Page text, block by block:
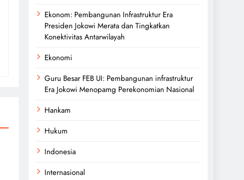
Ekonom: Pembangunan Infrastruktur Era
Presiden Jokowi Merata dan Tingkatkan
Konektivitas Antarwilayah
Ekonomi
Guru Besar FEB UI: Pembangunan infrastruktur
Era Jokowi Menopamg Perekonomian Nasional
Hankam
Hukum
Indonesia
Internasional